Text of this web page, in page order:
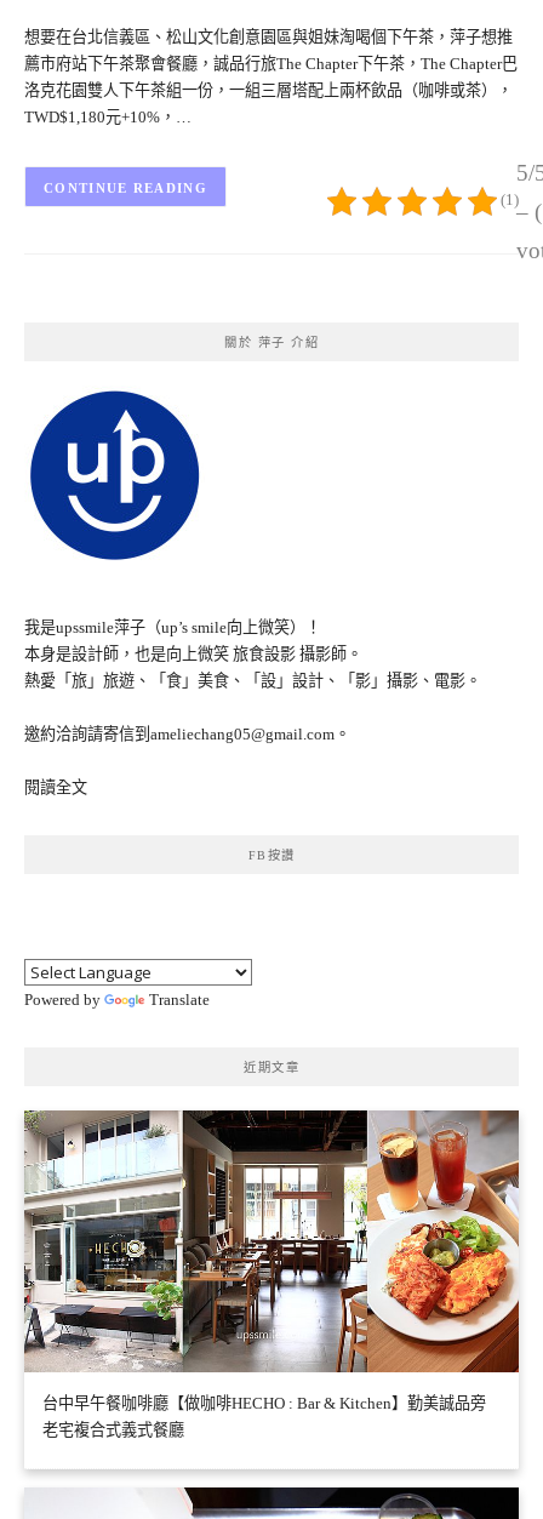
想要在台北信義區、松山文化創意園區與姐妹淘喝個下午茶，萍子想推
薦市府站下午茶聚會餐廳，誠品行旅The Chapter下午茶，The Chapter巴
洛克花園雙人下午茶組一份，一組三層塔配上兩杯飲品（咖啡或茶），
TWD$1,180元+10%，…
5/
–
(1)
CONTINUE READING
關於 萍子 介紹
我是upssmile萍子（up’s smile向上微笑）！
本身是設計師，也是向上微笑 旅食設影 攝影師。
熱愛「旅」旅遊、「食」美食、「設」設計、「影」攝影、電影。
邀約洽詢請寄信到ameliechang05@gmail.com。
閱讀全文
FB按讚
Powered by Translate
近期文章
台中早午餐咖啡廳【做咖啡HECHO : Bar & Kitchen】勤美誠品旁
老宅複合式義式餐廳